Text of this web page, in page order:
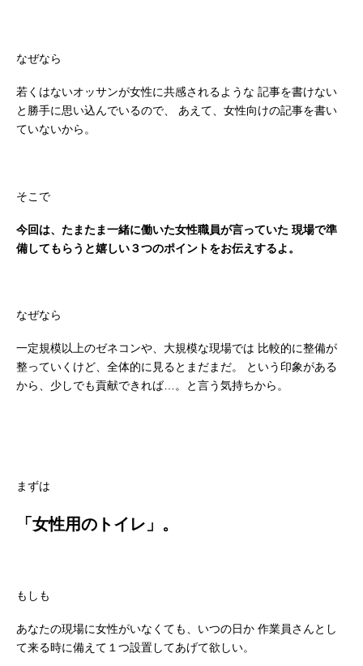
なぜなら
若くはないオッサンが女性に共感されるような 記事を書けない
と勝手に思い込んでいるので、
あえて、女性向けの記事を書い
ていないから。
そこで
今回は、たまたま一緒に働いた女性職員が言っていた 現場で準
備してもらうと嬉しい３つのポイントをお伝えするよ。
なぜなら
一定規模以上のゼネコンや、大規模な現場では 比較的に整備が
整っていくけど、全体的に見るとまだまだ。
という印象がある
から、少しでも貢献できれば…。と言う気持ちから。
まずは
「女性用のトイレ」。
もしも
あなたの現場に女性がいなくても、いつの日か 作業員さんとし
て来る時に備えて１つ設置してあげて欲しい。